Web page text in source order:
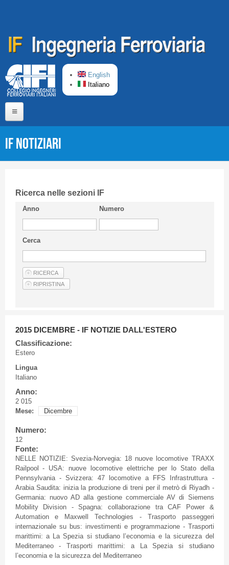
English
Italiano
CIFI in breve
Linee Guida
Privacy Policy
Articoli
IF Notiziari
Ricerca nelle sezioni IF
Anno Numero
Cerca
2015 DICEMBRE - IF NOTIZIE DALL'ESTERO
Classificazione:
Estero
Lingua
Italiano
Anno:
2 015
Mese:
Dicembre
Numero:
12
Fonte:
NELLE NOTIZIE: Svezia-Norvegia: 18 nuove locomotive TRAXX
Railpool
- USA: nuove locomotive elettricheper lo Stato della
Pennsylvania - Svizzera: 47 locomotive a FFS Infrastruttura-
ArabiaSaudita: iniziala produzione di treni per il metrò di Riyadh -
Germania: nuovoAD alla gestione commerciale AVdi Siemens
Mobility Division -Spagna: collaborazione tra CAF Power &
Automation e Maxwell Technologies - Trasporto
passeggeri
internazionale subus: investimenti e programmazione- Trasporti
marittimi: a LaSpezia si studiano l’economiae lasicurezzadel
Mediterraneo- Trasporti marittimi: a LaSpezia si
studiano
l’economiae la sicurezzadel Mediterraneo